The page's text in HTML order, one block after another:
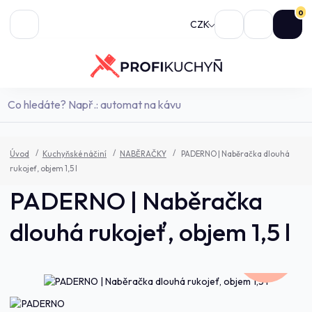
CZK
0
Úvod Kuchyňské náčiní NABĚRAČKY
PADERNO | Naběračka dlouhá
rukojeť, objem 1,5 l
PADERNO | Naběračka
dlouhá rukojeť, objem 1,5 l
1 469,0 Kč